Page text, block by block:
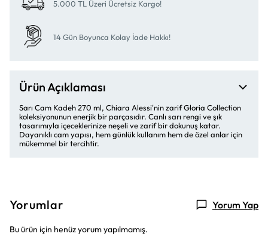
5.000 TL Üzeri Ücretsiz Kargo!
14 Gün Boyunca Kolay İade Hakkı!
Ürün Açıklaması
Sarı Cam Kadeh 270 ml, Chiara Alessi'nin zarif Gloria Collection
koleksiyonunun enerjik bir parçasıdır. Canlı sarı rengi ve şık
tasarımıyla içeceklerinize neşeli ve zarif bir dokunuş katar.
Dayanıklı cam yapısı, hem günlük kullanım hem de özel anlar için
mükemmel bir tercihtir.
Yorumlar Yorum Yap
Bu ürün için henüz yorum yapılmamış.